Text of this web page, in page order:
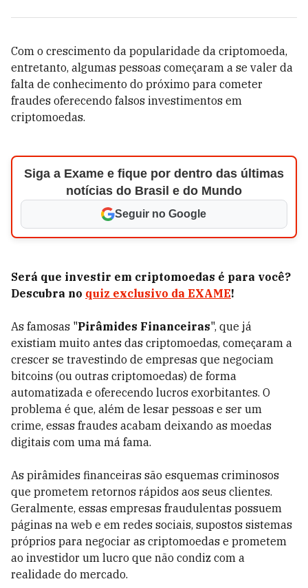
Com o crescimento da popularidade da criptomoeda,
entretanto, algumas pessoas começaram a se valer da
falta de conhecimento do próximo para cometer
fraudes oferecendo falsos investimentos em
criptomoedas.
Siga a Exame e fique por dentro das últimas
notícias do Brasil e do Mundo
Seguir no Google
Será que investir em criptomoedas é para você?
Descubra no quiz exclusivo da EXAME!
As famosas "Pirâmides Financeiras", que já
existiam muito antes das criptomoedas, começaram a
crescer se travestindo de empresas que negociam
bitcoins (ou outras criptomoedas) de forma
automatizada e oferecendo lucros exorbitantes. O
problema é que, além de lesar pessoas e ser um
crime, essas fraudes acabam deixando as moedas
digitais com uma má fama.
As pirâmides financeiras são esquemas criminosos
que prometem retornos rápidos aos seus clientes.
Geralmente, essas empresas fraudulentas possuem
páginas na web e em redes sociais, supostos sistemas
próprios para negociar as criptomoedas e prometem
ao investidor um lucro que não condiz com a
realidade do mercado.